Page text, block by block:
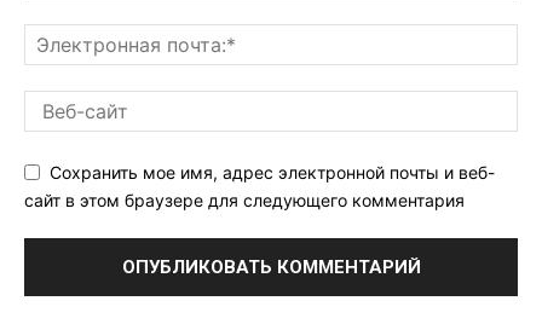
Сохранить мое имя, адрес электронной почты и веб-
сайт в этом браузере для следующего комментария